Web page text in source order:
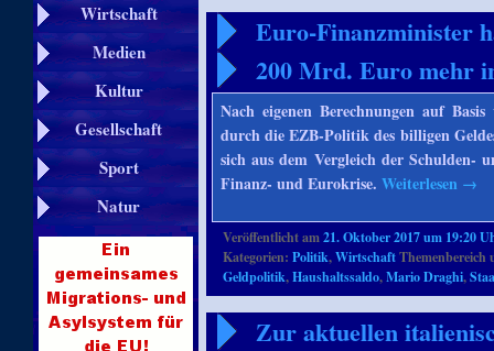
Wirtschaft
Medien
Kultur
Gesellschaft
Sport
Natur
Euro-Finanzminister
200 Mrd. Euro mehr
Nach eigenen Berechnungen auf
durch die EZB-Politik des billigen
sich aus dem Vergleich der Schulden-
Finanz- und Eurokrise.Weiterlesen →
Veröffentlicht am21. Oktober 2017 um 19:20
Kategorien:Politik,Wirtschaft
Geldpolitik,Haushaltssaldo,Mario Draghi,
Zur aktuellen